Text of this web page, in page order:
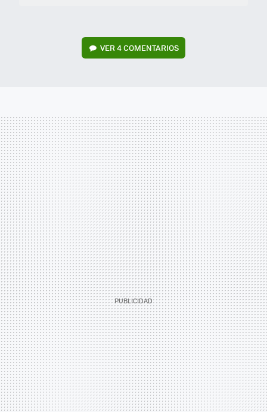
VER 4 COMENTARIOS